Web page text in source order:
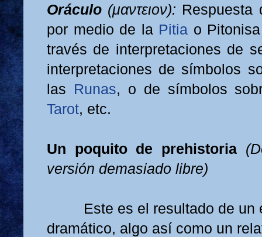
Oráculo (μαντειον): Respuesta
por medio de la Pitia o
través de interpretaciones de
interpretaciones de símbolos
las Runas, o de símbolos
Tarot, etc.
Un poquito de prehistoria
versión demasiado libre)
Este es el resultado de un
dramático, algo así como un